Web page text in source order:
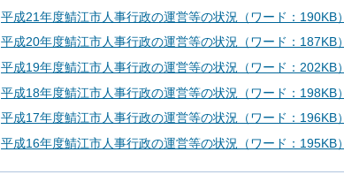
平成21年度鯖江市人事行政の運営等の状況（ワード：190KB）
平成20年度鯖江市人事行政の運営等の状況（ワード：187KB）
平成19年度鯖江市人事行政の運営等の状況（ワード：202KB）
平成18年度鯖江市人事行政の運営等の状況（ワード：198KB）
平成17年度鯖江市人事行政の運営等の状況（ワード：196KB）
平成16年度鯖江市人事行政の運営等の状況（ワード：195KB）